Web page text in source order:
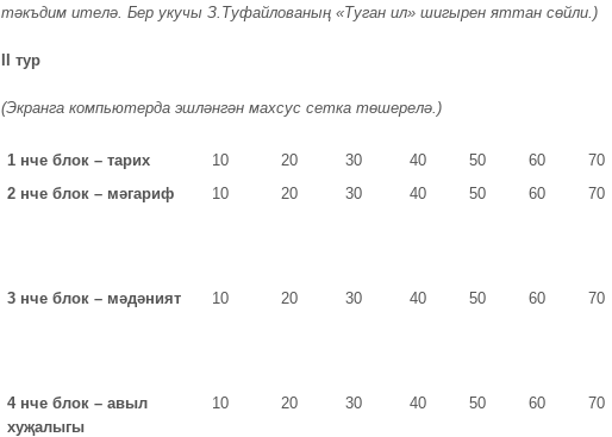
тәкъдим ителә. Бер укучы З.Туфайлованың «Туган ил» шигырен яттан сөйли.)
II тур
(Экранга компьютерда эшләнгән махсус сетка төшерелә.)
1 нче блок – тарих 10 20 30 40 50 60
70
2 нче блок – мәгариф
10 20 30 40 50 60 70
3 нче блок – мәдәният 10 20 30 40 50 60 70
4 нче блок – авыл
хуҗалыгы
10 20 30 40 50 60 70